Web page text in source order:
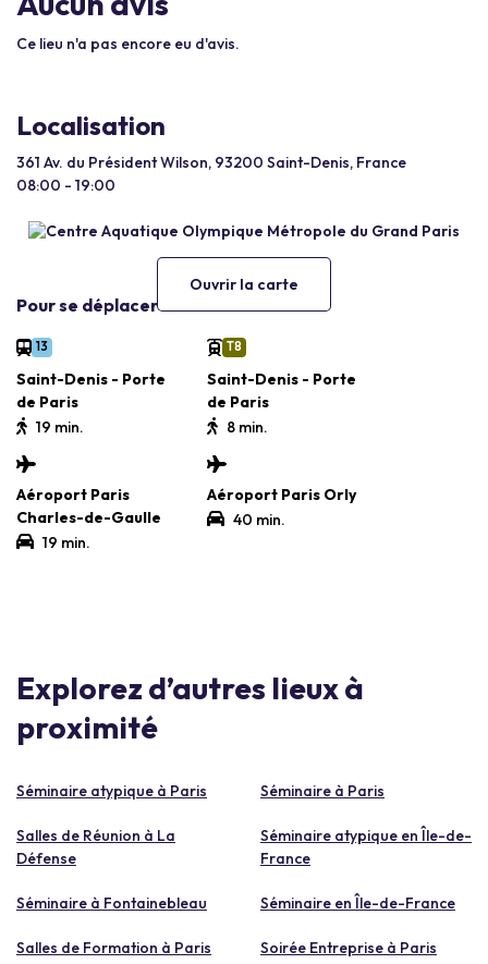
Ce lieu n'a pas encore eu d'avis.
Localisation
361 Av. du Président Wilson, 93200 Saint-Denis, France
08:00 - 19:00
Ouvrir la carte
Pour se déplacer
13
Saint-Denis - Porte
de Paris
19 min.
T8
Saint-Denis - Porte
de Paris
8 min.
Aéroport Paris
Charles-de-Gaulle
19 min.
Aéroport Paris Orly
40 min.
Explorez d’autres lieux à
proximité
Séminaire atypique à Paris Séminaire à Paris
Salles de Réunion à La
Défense
Séminaire atypique en Île-de-
France
Séminaire à Fontainebleau Séminaire en Île-de-France
Salles de Formation à Paris Soirée Entreprise à Paris